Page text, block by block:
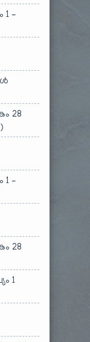
–
28
–
28
1